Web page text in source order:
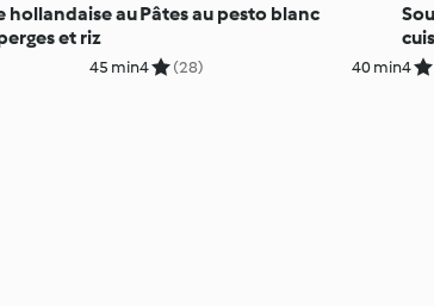
hollandaise au
et riz
45 min
Pâtes au pesto blanc
4 (28) 40 min4